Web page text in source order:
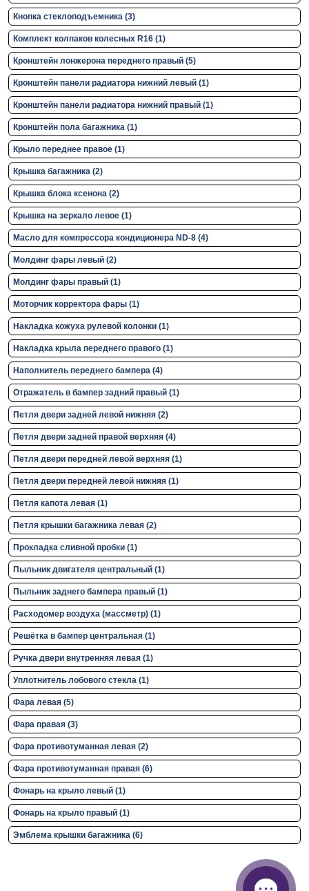
Кнопка стеклоподъемника (3)
Комплект колпаков колесных R16 (1)
Кронштейн лонжерона переднего правый (5)
Кронштейн панели радиатора нижний левый (1)
Кронштейн панели радиатора нижний правый (1)
Кронштейн пола багажника (1)
Крыло переднее правое (1)
Крышка багажника (2)
Крышка блока ксенона (2)
Крышка на зеркало левое (1)
Масло для компрессора кондиционера ND-8 (4)
Молдинг фары левый (2)
Молдинг фары правый (1)
Моторчик корректора фары (1)
Накладка кожуха рулевой колонки (1)
Накладка крыла переднего правого (1)
Наполнитель переднего бампера (4)
Отражатель в бампер задний правый (1)
Петля двери задней левой нижняя (2)
Петля двери задней правой верхняя (4)
Петля двери передней левой верхняя (1)
Петля двери передней левой нижняя (1)
Петля капота левая (1)
Петля крышки багажника левая (2)
Прокладка сливной пробки (1)
Пыльник двигателя центральный (1)
Пыльник заднего бампера правый (1)
Расходомер воздуха (массметр) (1)
Решётка в бампер центральная (1)
Ручка двери внутренняя левая (1)
Уплотнитель лобового стекла (1)
Фара левая (5)
Фара правая (3)
Фара противотуманная левая (2)
Фара противотуманная правая (6)
Фонарь на крыло левый (1)
Фонарь на крыло правый (1)
Эмблема крышки багажника (6)